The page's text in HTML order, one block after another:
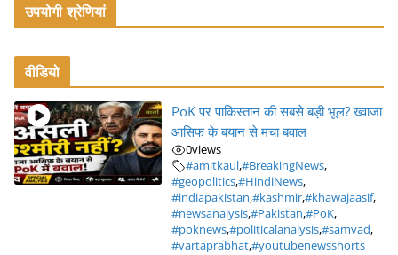
उपयोगी श्रेणियां
वीडियो
PoK पर पाकिस्तान की सबसे बड़ी भूल? ख्वाजा
आसिफ के बयान से मचा बवाल
0views
#amitkaul,#BreakingNews,
#geopolitics,#HindiNews,
#indiapakistan,#kashmir,#khawajaasif,
#newsanalysis,#Pakistan,#PoK,
#poknews,#politicalanalysis,#samvad,
#vartaprabhat,#youtubenewsshorts